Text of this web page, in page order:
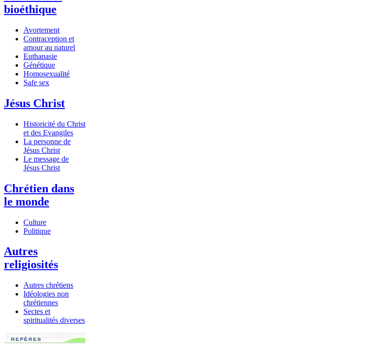
bioéthique
Avortement
Contraception et
amour au naturel
Euthanasie
Génétique
Homosexualité
Safe sex
Jésus Christ
Historicité du Christ
et des Evangiles
La personne de
Jésus Christ
Le message de
Jésus Christ
Chrétien dans
le monde
Culture
Politique
Autres
religiosités
Autres chrétiens
Idéologies non
chrétiennes
Sectes et
spiritualités diverses